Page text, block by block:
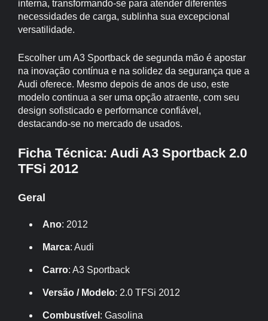
interna, transformando-se para atender diferentes
necessidades de carga, sublinha sua excepcional
versatilidade.
Escolher um A3 Sportback de segunda mão é apostar
na inovação contínua e na solidez da segurança que a
Audi oferece. Mesmo depois de anos de uso, este
modelo continua a ser uma opção atraente, com seu
design sofisticado e performance confiável,
destacando-se no mercado de usados.
Ficha Técnica: Audi A3 Sportback 2.0
TFSi 2012
Geral
Ano: 2012
Marca: Audi
Carro: A3 Sportback
Versão / Modelo: 2.0 TFSi 2012
Combustível : Gasolina